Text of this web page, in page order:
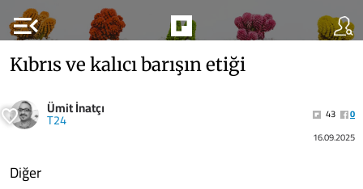
menu_open
Kıbrıs ve kalıcı barışın etiği
Ümit İnatçı
T24 43
0
16.09.2025
Diğer